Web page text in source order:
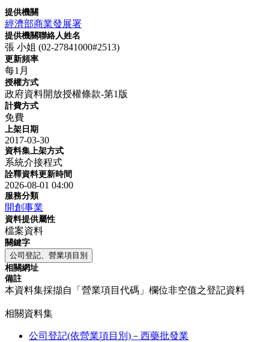
提供機關
經濟部商業發展署
提供機關聯絡人姓名
張 小姐 (02-27841000#2513)
更新頻率
每1月
授權方式
政府資料開放授權條款-第1版
計費方式
免費
上架日期
2017-03-30
資料集上架方式
系統介接程式
詮釋資料更新時間
2026-08-01 04:00
服務分類
開創事業
資料提供屬性
檔案資料
關鍵字
公司登記、營業項目別
相關網址
備註
本資料集採擷自「營業項目代碼」欄位非空值之登記資料
相關資料集
公司登記(依營業項目別)－西藥批發業